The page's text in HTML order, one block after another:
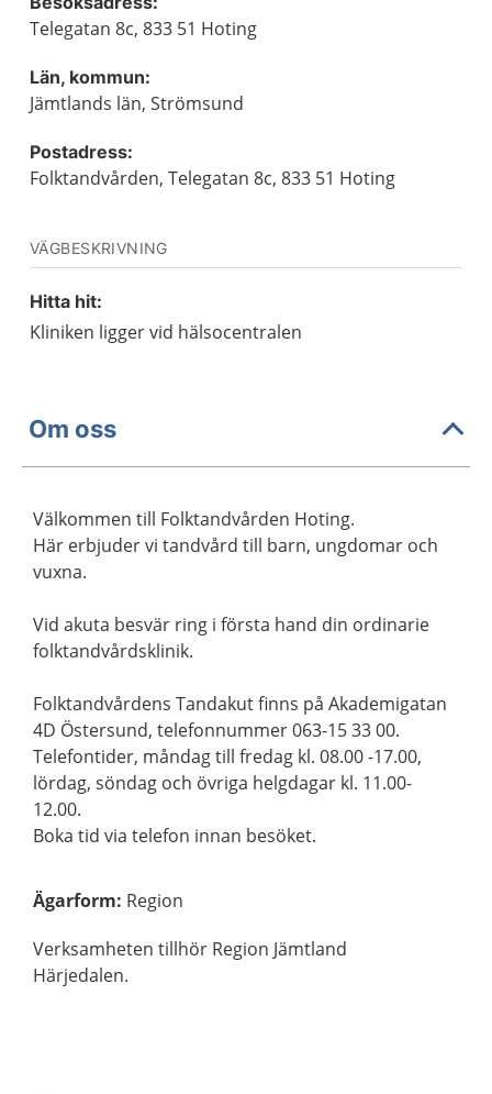
Telegatan 8c, 833 51 Hoting
Län, kommun:
Jämtlands län, Strömsund
Postadress:
Folktandvården, Telegatan 8c, 833 51 Hoting
VÄGBESKRIVNING
Hitta hit:
Kliniken ligger vid hälsocentralen
Om oss
Välkommen till Folktandvården Hoting.
Här erbjuder vi tandvård till barn, ungdomar och
vuxna.
Vid akuta besvär ring i första hand din ordinarie
folktandvårdsklinik.
Folktandvårdens Tandakut finns på Akademigatan
4D Östersund, telefonnummer 063-15 33 00.
Telefontider, måndag till fredag kl. 08.00 -17.00,
lördag, söndag och övriga helgdagar kl. 11.00-
12.00.
Boka tid via telefon innan besöket.
Ägarform: Region
Verksamheten tillhör Region Jämtland
Härjedalen.